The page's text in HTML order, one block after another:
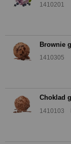
1410201
Brownie
1410305
Choklad
1410103